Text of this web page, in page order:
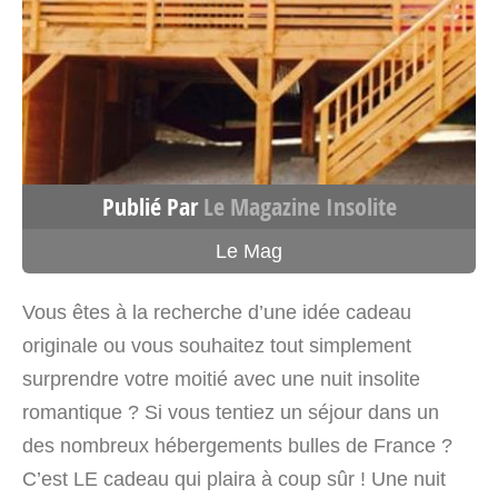
tente lodge Occitanie
Domaine de Fontcouverte
Rabouillet Occitanie>Pyrénées-
Orientales 66730
Voir sur la carte
La Casitanatur – Tiny House
Occitanie
HAMEAU DE NESTRI
Alos Occitanie>Ariège 09200
France
Publié ParLe Magazine Insolite
Le Mag
Vous êtes à la recherche d’une idée cadeau
originale ou vous souhaitez tout simplement
surprendre votre moitié avec une nuit insolite
romantique ? Si vous tentiez un séjour dans un
des nombreux hébergements bulles de France ?
C’est LE cadeau qui plaira à coup sûr ! Une nuit